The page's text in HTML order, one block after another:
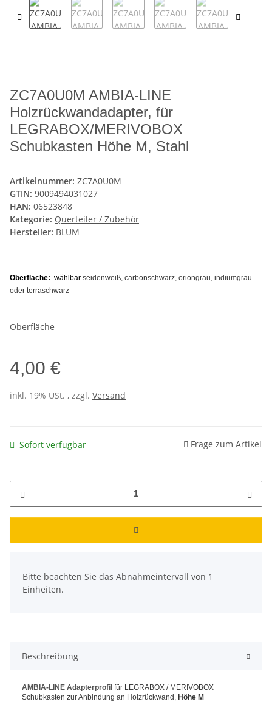
ZC7A0U0M AMBIA-LINE
Holzrückwandadapter, für
LEGRABOX/MERIVOBOX
Schubkasten Höhe M, Stahl
Artikelnummer: ZC7A0U0M
GTIN: 9009494031027
HAN: 06523848
Kategorie: Querteiler / Zubehör
Hersteller: BLUM
Oberfläche: wählbar seidenweiß, carbonschwarz, oriongrau, indiumgrau
oder terraschwarz
Oberfläche
4,00 €
inkl. 19% USt. , zzgl. Versand
Sofort verfügbar Frage zum Artikel
Bitte beachten Sie das Abnahmeintervall von 1
Einheiten.
Beschreibung
AMBIA-LINE Adapterprofil für LEGRABOX / MERIVOBOX
Schubkasten zur Anbindung an Holzrückwand, Höhe M